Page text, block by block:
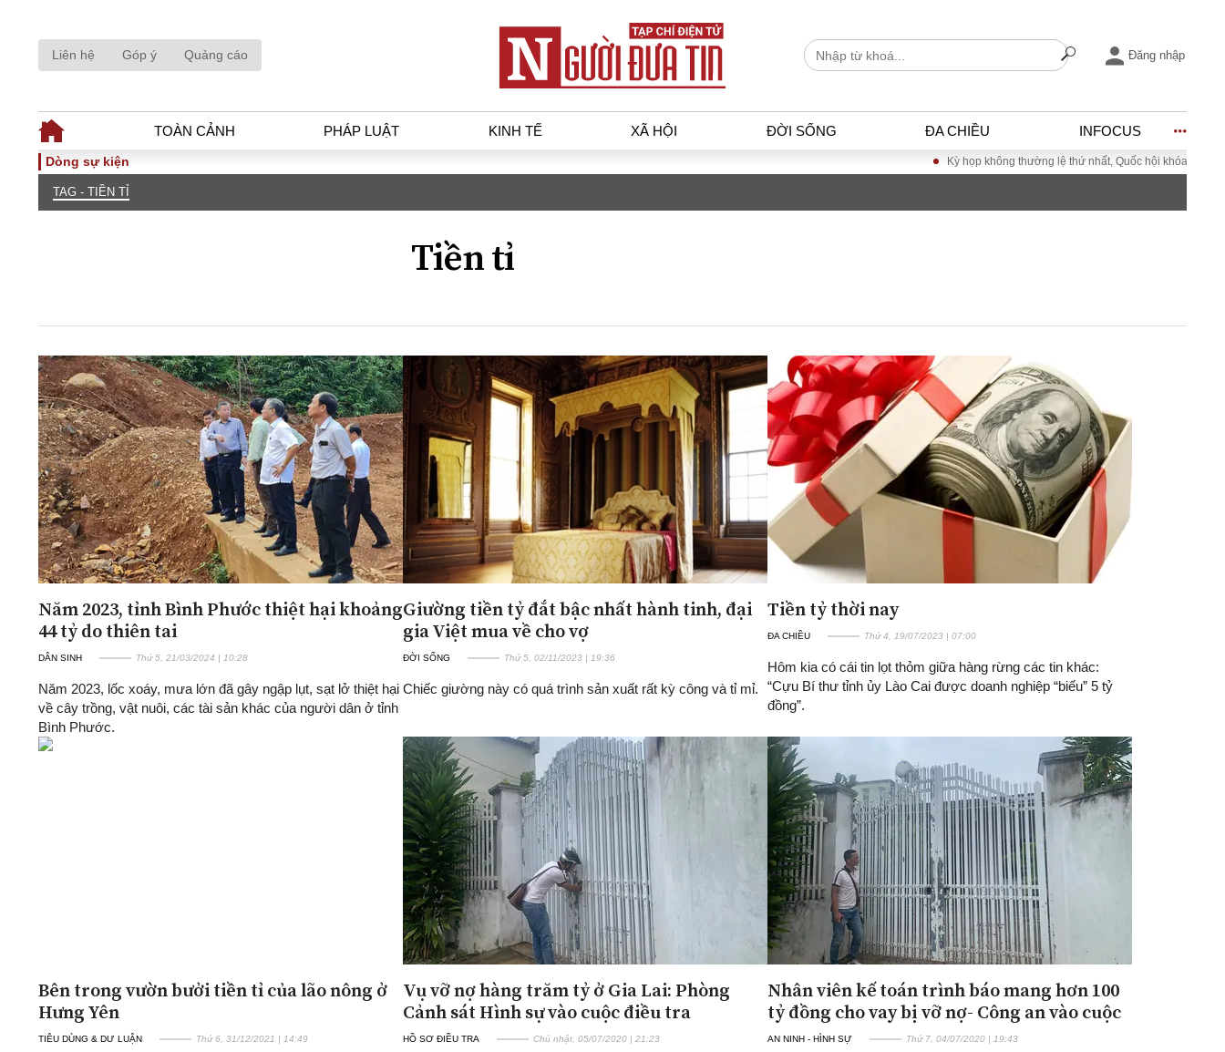
Liên hệ Góp ý Quảng cáo Đăng nhập
TOÀN CẢNH PHÁP LUẬT KINH TẾ XÃ HỘI ĐỜI SỐNG ĐA CHIỀU INFOCUS
TOÀN CẢNH
Thế giới
Góc nhìn luật gia
An ninh - Hình sự
Xu hướng thị trường
Tiêu dùng và dư luận
Công nghệ
Giao thông – Đô thị
ĐA CHIỀU
Quan điểm
Xi nhan Trái Phải
Bạn đọc viết
INFOCUS
Dòng sự kiện Kỳ họp không thường lệ thứ nhất, Quốc hội khóa XVI Đưa Nghị
TAG - TIỀN TỈ
Tiền tỉ
Năm 2023, tỉnh Bình Phước thiệt hại khoảng
44 tỷ do thiên tai
DÂN SINH Thứ 5, 21/03/2024 | 10:28
Năm 2023, lốc xoáy, mưa lớn đã gây ngập lụt, sạt lở thiệt hại
về cây trồng, vật nuôi, các tài sản khác của người dân ở tỉnh
Bình Phước.
Giường tiền tỷ đắt bậc nhất hành tinh, đại
gia Việt mua về cho vợ
ĐỜI SỐNG Thứ 5, 02/11/2023 | 19:36
Chiếc giường này có quá trình sản xuất rất kỳ công và tỉ mỉ.
Tiền tỷ thời nay
ĐA CHIỀU Thứ 4, 19/07/2023 | 07:00
Hôm kia có cái tin lọt thỏm giữa hàng rừng các tin khác:
“Cựu Bí thư tỉnh ủy Lào Cai được doanh nghiệp “biếu” 5 tỷ
đồng”.
Bên trong vườn bưởi tiền tỉ của lão nông ở
Hưng Yên
TIÊU DÙNG & DƯ LUẬN Thứ 6, 31/12/2021 | 14:49
Vụ vỡ nợ hàng trăm tỷ ở Gia Lai: Phòng
Cảnh sát Hình sự vào cuộc điều tra
HỒ SƠ ĐIỀU TRA Chủ nhật, 05/07/2020 | 21:23
Nhân viên kế toán trình báo mang hơn 100
tỷ đồng cho vay bị vỡ nợ- Công an vào cuộc
AN NINH - HÌNH SỰ Thứ 7, 04/07/2020 | 19:43